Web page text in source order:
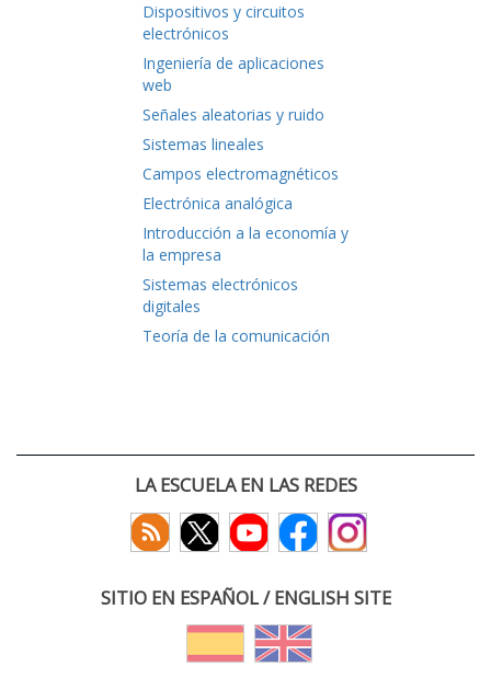
Dispositivos y circuitos
electrónicos
Ingeniería de aplicaciones
web
Señales aleatorias y ruido
Sistemas lineales
Campos electromagnéticos
Electrónica analógica
Introducción a la economía y
la empresa
Sistemas electrónicos
digitales
Teoría de la comunicación
LA ESCUELA EN LAS REDES
SITIO EN ESPAÑOL / ENGLISH SITE